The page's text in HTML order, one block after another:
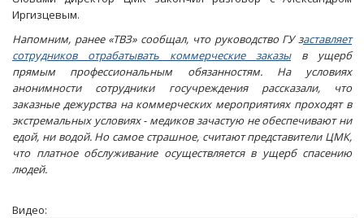
Иргизцевым.
Напомним, ранее «ТВЗ» сообщал, что руководство ГУ заставляет
сотрудников отрабатывать коммерческие заказыв ущерб
прямым профессиональным обязанностям. На условиях
анонимности сотрудники госучреждения рассказали, что
заказные дежурства на коммерческих мероприятиях проходят в
экстремальных условиях - медиков зачастую не обеспечивают ни
едой, ни водой. Но самое страшное, считают представители ЦМК,
что платное обслуживание осуществляется в ущерб спасению
людей.
Видео: